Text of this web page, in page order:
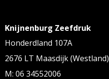
Knijnenburg Zeefdruk
Honderdland 107A
2676 LT Maasdijk (Westland)
M: 06 34552006